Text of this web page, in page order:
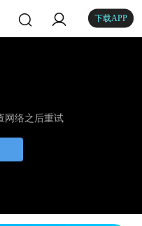
下载APP
网络之后重试